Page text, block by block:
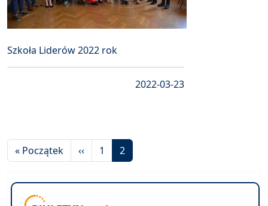
Szkoła Liderów 2022 rok
2022-03-23
Stronicowanie
« Początek Pierwsza strona
‹‹Poprzednia strona
1 2